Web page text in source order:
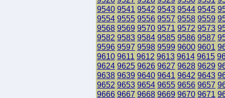
9540 9541 9542 9543 9544 9545
9554 9555 9556 9557 9558 9559
9568 9569 9570 9571 9572 9573
9582 9583 9584 9585 9586 9587
9596 9597 9598 9599 9600 9601
9610 9611 9612 9613 9614 9615
9624 9625 9626 9627 9628 9629
9638 9639 9640 9641 9642 9643
9652 9653 9654 9655 9656 9657
9666 9667 9668 9669 9670 9671